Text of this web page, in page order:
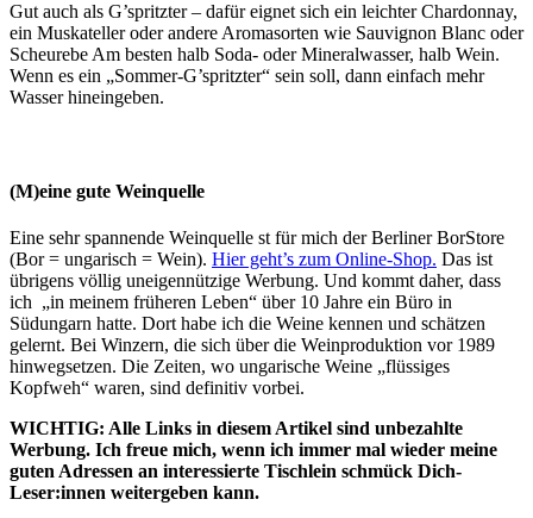
Gut auch als G’spritzter – dafür eignet sich ein leichter Chardonnay,
ein Muskateller oder andere Aromasorten wie Sauvignon Blanc oder
Scheurebe Am besten halb Soda- oder Mineralwasser, halb Wein.
Wenn es ein „Sommer-G’spritzter“ sein soll, dann einfach mehr
Wasser hineingeben.
(M)eine gute Weinquelle
Eine sehr spannende Weinquelle st für mich der Berliner BorStore
(Bor = ungarisch = Wein). Hier geht’s zum Online-Shop. Das ist
übrigens völlig uneigennützige Werbung. Und kommt daher, dass
ich „in meinem früheren Leben“ über 10 Jahre ein Büro in
Südungarn hatte. Dort habe ich die Weine kennen und schätzen
gelernt. Bei Winzern, die sich über die Weinproduktion vor 1989
hinwegsetzen. Die Zeiten, wo ungarische Weine „flüssiges
Kopfweh“ waren, sind definitiv vorbei.
WICHTIG: Alle Links in diesem Artikel sind unbezahlte
Werbung. Ich freue mich, wenn ich immer mal wieder meine
guten Adressen an interessierte Tischlein schmück Dich-
Leser:innen weitergeben kann.